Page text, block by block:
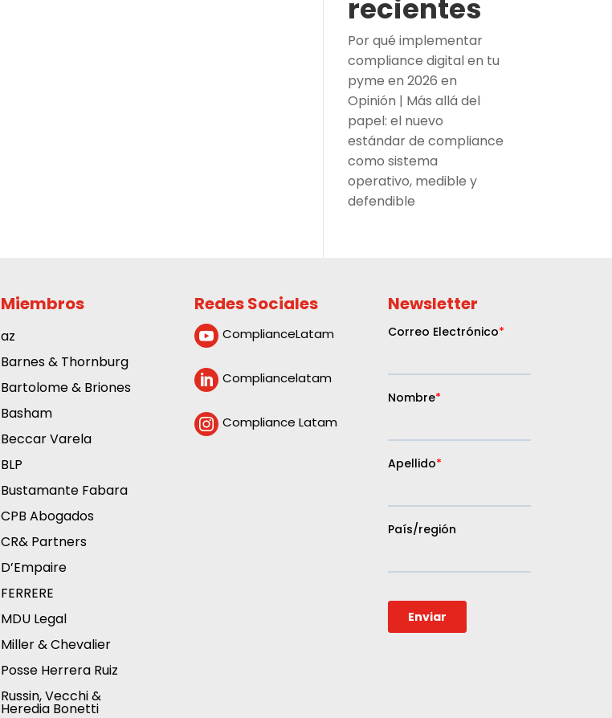
recientes
Por qué implementar
compliance digital en tu
pyme en 2026 en
Opinión | Más allá del
papel: el nuevo
estándar de compliance
como sistema
operativo, medible y
defendible
Miembros
az
Barnes & Thornburg
Bartolome & Briones
Basham
Beccar Varela
BLP
Bustamante Fabara
CPB Abogados
CR& Partners
D’Empaire
FERRERE
MDU Legal
Miller & Chevalier
Posse Herrera Ruiz
Russin, Vecchi &
Heredia Bonetti
Redes Sociales
 ComplianceLatam
 Compliancelatam
 Compliance Latam
Newsletter